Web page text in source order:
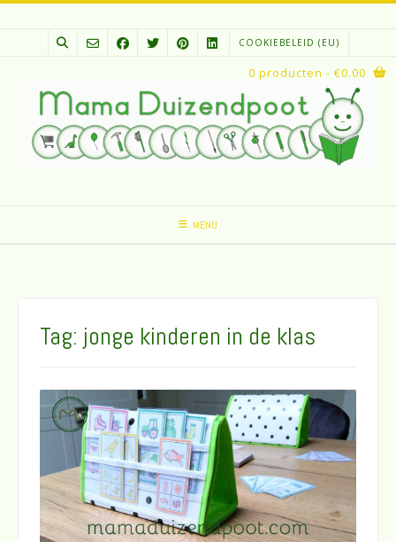
Spring
COOKIEBELEID (EU)
MENU
0 producten - €0.00
Tag: jonge kinderen in de klas